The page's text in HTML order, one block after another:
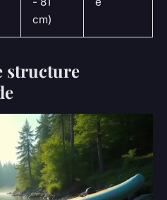
cm)
structure